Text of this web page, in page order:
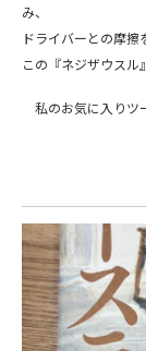
み、
ドライバーとの摩擦
この『ネジザウスル
私のお気に入りツ